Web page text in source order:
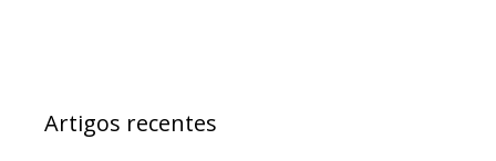
Artigos recentes